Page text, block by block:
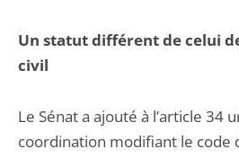
Un statut différent de celui
civil
Le Sénat a ajouté à l’article 34
coordination modifiant le code